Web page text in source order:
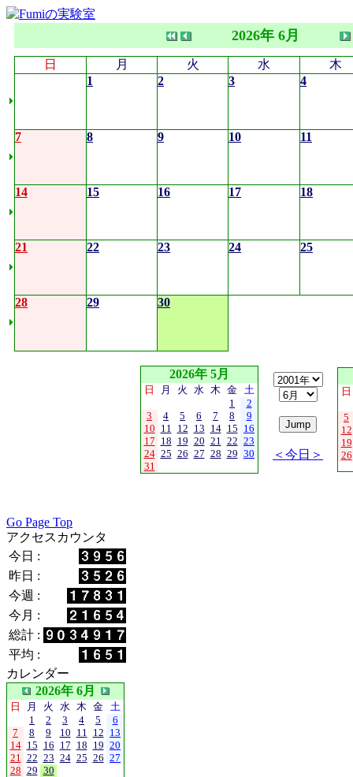
2026年 6月
日 月 火 水
木
1
2 3 4
7 8 9 10 11
14 15 16 17 18
21 22 23 24 25
28 29 30
2026年 5月
日 月 火 水 木 金 土
1
2
3
4 5 6 7 8
9
10 11 12 13 14 15 16
17 18 19 20 21 22 23
24 25 26 27 28 29 30
31
＜今日＞
日
5
12
19
26
Go Page Top
アクセスカウンタ
今日 :
昨日 :
今週 :
今月 :
総計 :
平均 :
カレンダー
2026年 6月
日 月 火 水 木 金 土
1
2 3 4 5
6
7
8 9 10 11 12 13
14 15 16 17 18 19 20
21 22 23 24 25 26 27
28 29 30